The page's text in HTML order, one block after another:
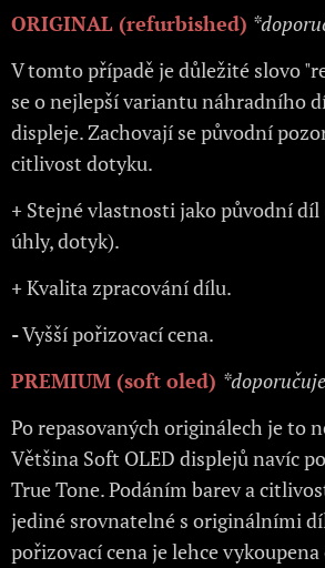
ORIGINAL (refurbished)
V tomto případě je důležité slovo
se o nejlepší variantu náhradního
displeje. Zachovají se původní
citlivost dotyku.
+ Stejné vlastnosti jako původní díl
úhly, dotyk).
+Kvalita zpracování dílu.
-Vyšší pořizovací cena.
PREMIUM (soft oled)
Po repasovaných originálech je to
Většina Soft OLED displejů navíc
True Tone. Podáním barev a
jediné srovnatelné s originálními
pořizovací cena je lehce